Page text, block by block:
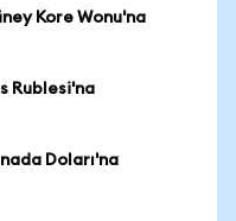
Kore Wonu'na
Rublesi'na
Doları'na